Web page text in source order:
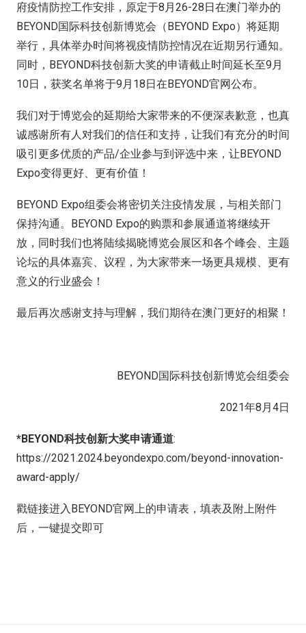
府疫情防控工作安排，原定于8月26-28日在澳门举办的
BEYOND国际科技创新博览会（BEYOND Expo）将延期
举行，具体举办时间将视疫情防控情况在近期另行通知。
同时，BEYOND科技创新大奖的申请截止时间延长至9月
10日，获奖名单将于9月18日在BEYOND官网公布。
我们对于博览会的延期给大家带来的不便深表歉意，也真
诚感谢所有人对我们的信任和支持，让我们有充分的时间
吸引更多优质的产品/企业参与到评选中来，让BEYOND
Expo变得更好、更有价值！
BEYOND Expo组委会将密切关注疫情发展，与相关部门
保持沟通。BEYOND Expo的购票和参展通道将继续开
放，同时我们也将陆续揭晓博览会展区和各个峰会、主题
论坛的具体嘉宾、议程，为大家带来一场更具规模、更有
意义的行业盛会！
最后再次感谢支持与理解，我们期待在澳门更好的相聚！
BEYOND国际科技创新博览会组委会
2021年8月4日
*BEYOND科技创新大奖申请通道:
https://2021.2024.beyondexpo.com/beyond-innovation-
award-apply/
戳链接进入BEYOND官网上的申请表，填表及附上附件
后，一键提交即可